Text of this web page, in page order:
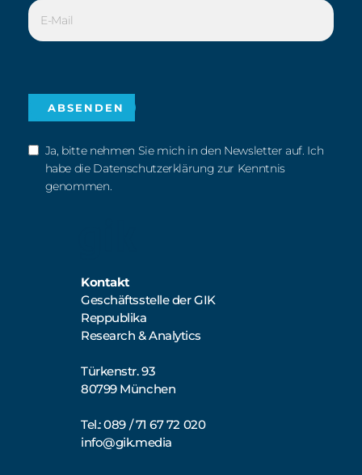
Ja, bitte nehmen Sie mich in den Newsletter auf. Ich
habe die Datenschutzerklärung zur Kenntnis
genommen.
Kontakt
Geschäftsstelle der GIK
Reppublika
Research & Analytics
Türkenstr. 93
80799 München
Tel.: 089 / 71 67 72 020
info@gik.media